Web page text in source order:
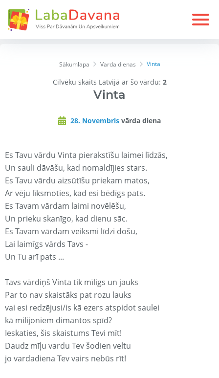
Sākumlapa Varda dienas Vinta
Cilvēku skaits Latvijā ar šo vārdu: 2
Vinta
28. Novembris vārda diena
Es Tavu vārdu Vinta pierakstīšu laimei līdzās,
Un sauli dāvāšu, kad nomaldījies stars.
Es Tavu vārdu aizsūtīšu priekam matos,
Ar vēju līksmoties, kad esi bēdīgs pats.
Es Tavam vārdam laimi novēlēšu,
Un prieku skanīgo, kad dienu sāc.
Es Tavam vārdam veiksmi līdzi došu,
Lai laimīgs vārds Tavs -
Un Tu arī pats ...
Tavs vārdiņš Vinta tik mīligs un jauks
Par to nav skaistāks pat rozu lauks
vai esi redzējusi/is kā ezers atspidot saulei
kā milijoniem dimantos spīd?
Ieskaties, šis skaistums Tevi mīt!
Daudz mīļu vardu Tev šodien veltu
jo vardadiena Tev vairs nebūs rīt!